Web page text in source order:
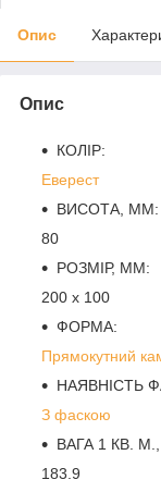
Опис
Опис
КОЛІР:
Еверест
ВИСОТА, ММ:
80
РОЗМІР, ММ:
200 х 100
ФОРМА:
Прямокутний
НАЯВНІСТЬ
З фаскою
ВАГА 1 КВ. М.,
183.9